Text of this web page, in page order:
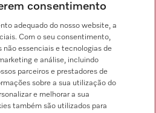
Youtube
consentimento
adequado do nosso website, a
Com o seu consentimento,
essenciais e tecnologias de
e análise, incluindo
parceiros e prestadores de
sobre a sua utilização do
e melhorar a sua
também são utilizados para